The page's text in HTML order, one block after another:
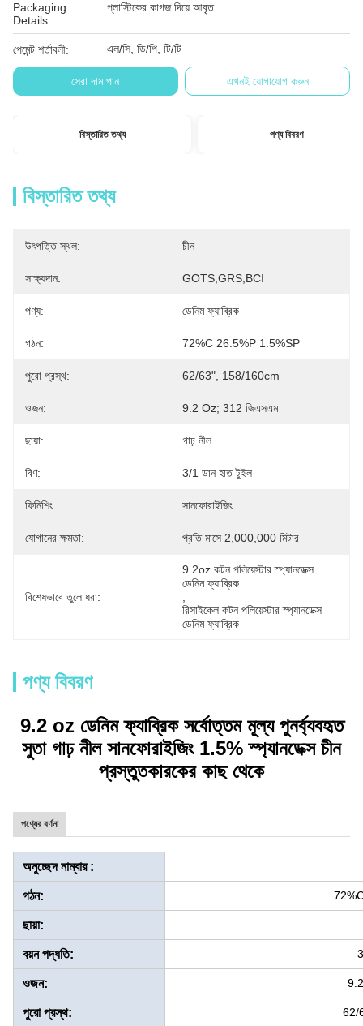
Packaging
Details:
প্লাস্টিকের কাগজ দিয়ে আবৃত
পেমেন্ট শর্তাবলী: এল/সি, ডি/পি, টি/টি
সেরা দাম পান এখনই যোগাযোগ করুন
বিস্তারিত তথ্য পণ্য বিবরণ
বিস্তারিত তথ্য
উৎপত্তি স্থল: চীন
সাক্ষ্যদান: GOTS,GRS,BCI
পণ্য: ডেনিম ফ্যাব্রিক
গঠন: 72%C 26.5%P 1.5%SP
পুরো প্রস্থ: 62/63", 158/160cm
ওজন: 9.2 Oz; 312 জিএসএম
ছায়া: গাঢ় নীল
বিণ: 3/1 ডান হাত টুইল
ফিনিশিং: সানফোরাইজিং
যোগানের ক্ষমতা: প্রতি মাসে 2,000,000 মিটার
বিশেষভাবে তুলে ধরা:
9.2oz কটন পলিয়েস্টার স্প্যানডেক্স
ডেনিম ফ্যাব্রিক
রিসাইকেল কটন পলিয়েস্টার স্প্যানডেক্স
ডেনিম ফ্যাব্রিক
পণ্য বিবরণ
9.2 oz ডেনিম ফ্যাব্রিক সর্বোত্তম মূল্য পুনর্ব্যবহৃত
সুতা গাঢ় নীল সানফোরাইজিং 1.5% স্প্যানডেক্স চীন
প্রস্তুতকারকের কাছ থেকে
পণ্যের বর্ণনা
অনুচ্ছেদ নাম্বার :
গঠন:
ছায়া:
বয়ন পদ্ধতি:
ওজন:
পুরো প্রস্থ: 62/